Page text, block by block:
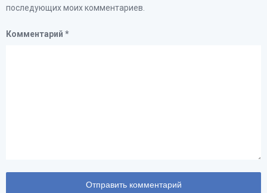
последующих моих комментариев.
Комментарий *